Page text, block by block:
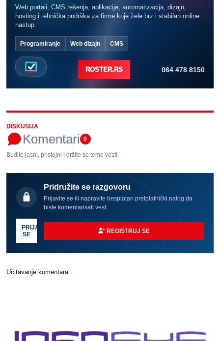
Web portali, CMS rešenja, aplikacije, automatizacija, dizajn,
hosting i tehnička podrška za firme koje žele brz i stabilan online
nastup.
Programiranje Web dizajn CMS
ROSTER.RS 064 478 8150
DISKUSIJA
Komentari 0
Budite jasni, pristojni i držite se teme vesti.
Pridružite se razgovoru
Prijavite se ili napravite besplatan pretplatnički nalog da
biste komentarisali vest.
PRIJAVI
SE
REGISTRUJ SE
Učitavanje komentara...